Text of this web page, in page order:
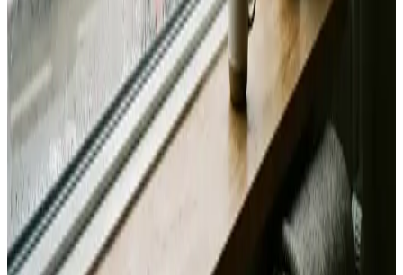
Alle mærker og systemer
Indhent tilbud Ring